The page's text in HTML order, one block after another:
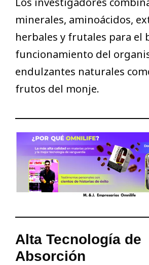
minerales, aminoácidos,
herbales y frutales para el
funcionamiento del
endulzantes naturales
frutos del monje.
Alta Tecnología de
Absorción